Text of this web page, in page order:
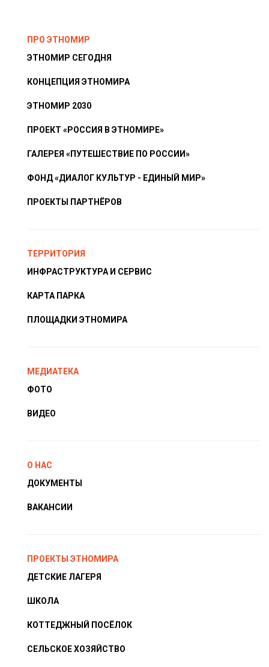
ПРО ЭТНОМИР
ЭТНОМИР СЕГОДНЯ
КОНЦЕПЦИЯ ЭТНОМИРА
ЭТНОМИР 2030
ПРОЕКТ «РОССИЯ В ЭТНОМИРЕ»
ГАЛЕРЕЯ «ПУТЕШЕСТВИЕ ПО РОССИИ»
ФОНД «ДИАЛОГ КУЛЬТУР - ЕДИНЫЙ МИР»
ПРОЕКТЫ ПАРТНЁРОВ
ТЕРРИТОРИЯ
ИНФРАСТРУКТУРА И СЕРВИС
КАРТА ПАРКА
ПЛОЩАДКИ ЭТНОМИРА
МЕДИАТЕКА
ФОТО
ВИДЕО
О НАС
ДОКУМЕНТЫ
ВАКАНСИИ
ПРОЕКТЫ ЭТНОМИРА
ДЕТСКИЕ ЛАГЕРЯ
ШКОЛА
КОТТЕДЖНЫЙ ПОСЁЛОК
СЕЛЬСКОЕ ХОЗЯЙСТВО